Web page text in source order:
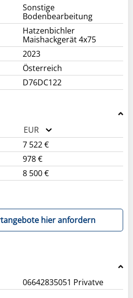
Sonstige
Bodenbearbeitung
Hatzenbichler
Maishackgerät 4x75
2023
Österreich
D76DC122
EUR
7 522 €
978 €
8 500 €
hier anfordern
06642835051 Privatve